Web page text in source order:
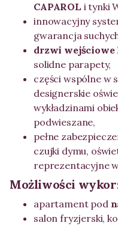
CAPAROL i tynki
innowacyjny
gwarancja
drzwi wejściowe
solidne parapety,
części wspólne w
designerskie
wykładzinami
podwieszane,
pełne
czujki dymu,
reprezentacyjne
Możliwości
apartament pod
salon fryzjerski,